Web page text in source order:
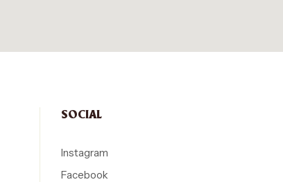
SOCIAL
Instagram
Facebook